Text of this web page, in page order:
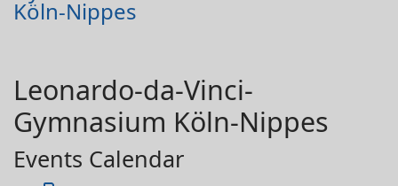
Leonardo-da-Vinci-
Gymnasium Köln-Nippes
Events Calendar